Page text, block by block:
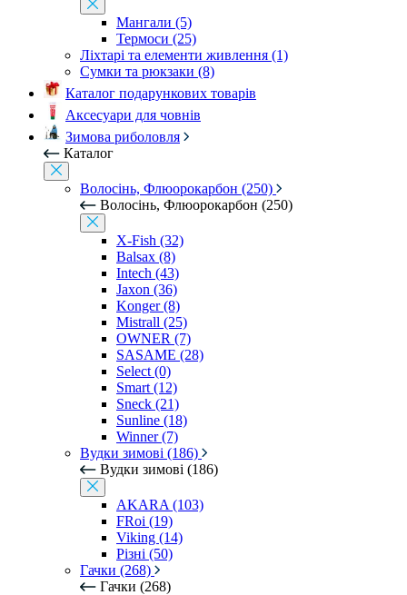
Мангали (5)
Термоси (25)
Ліхтарі та елементи живлення (1)
Сумки та рюкзаки (8)
Каталог подарункових товарів
Аксесуари для човнів
Зимова риболовля
Каталог
Волосінь, Флюорокарбон (250)
Волосінь, Флюорокарбон (250)
X-Fish (32)
Balsax (8)
Intech (43)
Jaxon (36)
Konger (8)
Mistrall (25)
OWNER (7)
SASAME (28)
Select (0)
Smart (12)
Sneck (21)
Sunline (18)
Winner (7)
Вудки зимові (186)
Вудки зимові (186)
AKARA (103)
FRoi (19)
Viking (14)
Різні (50)
Гачки (268)
Гачки (268)